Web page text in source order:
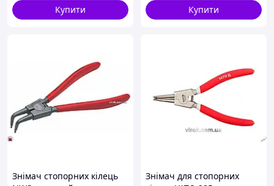
Купити
Купити
Знімач стопорних кілець
Знімач для стопорних